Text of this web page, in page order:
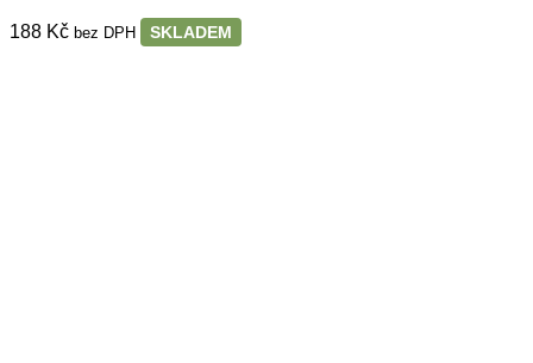
188 Kč bez DPH SKLADEM